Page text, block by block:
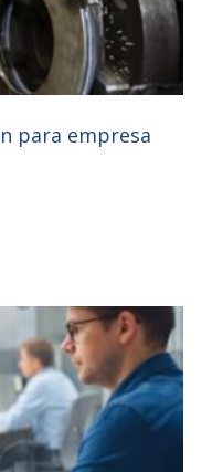
para empresa